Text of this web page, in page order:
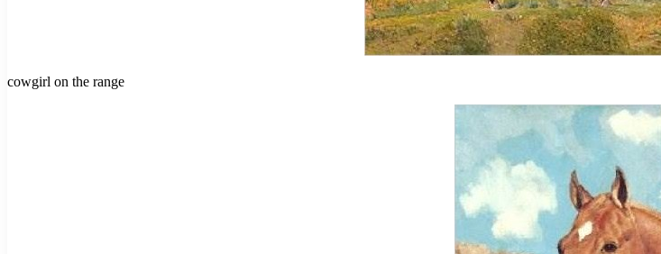
cowgirl on the range